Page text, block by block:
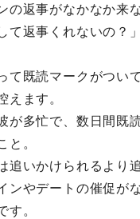
の返事がなかなか来
て返事くれないの？
て既読マークがつい
えます。
が多忙で、数日間既
と。
追いかけられるより
ンやデートの催促が
す。